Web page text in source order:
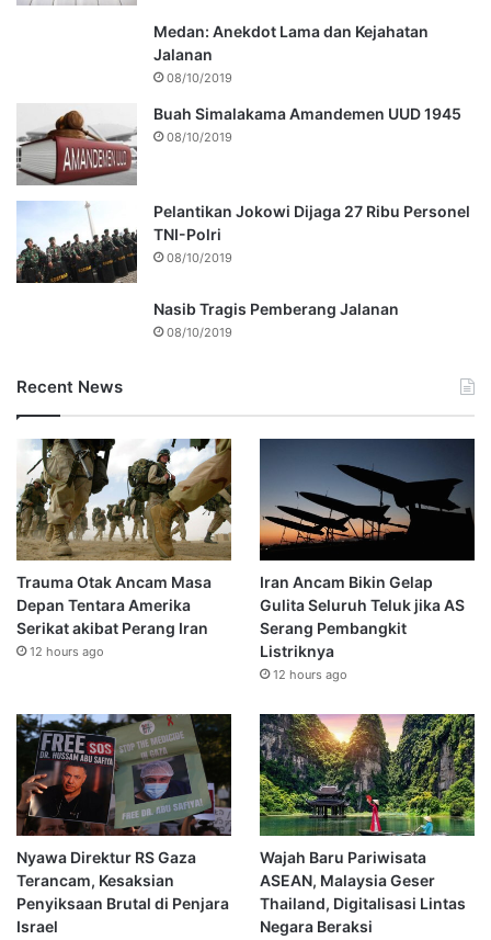
Medan: Anekdot Lama dan Kejahatan
Jalanan
08/10/2019
Buah Simalakama Amandemen UUD 1945
08/10/2019
Pelantikan Jokowi Dijaga 27 Ribu Personel
TNI-Polri
08/10/2019
Nasib Tragis Pemberang Jalanan
08/10/2019
Recent News
Trauma Otak Ancam Masa
Depan Tentara Amerika
Serikat akibat Perang Iran
12 hours ago
Iran Ancam Bikin Gelap
Gulita Seluruh Teluk jika AS
Serang Pembangkit
Listriknya
12 hours ago
Nyawa Direktur RS Gaza
Terancam, Kesaksian
Penyiksaan Brutal di Penjara
Israel
Wajah Baru Pariwisata
ASEAN, Malaysia Geser
Thailand, Digitalisasi Lintas
Negara Beraksi